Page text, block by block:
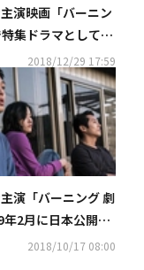
演映画「バーニン
集ドラマとして本
放送…新プロジェク
に
2018/12/29 17:59
演「バーニング 劇
2月に日本公開決
2018/10/17 08:00